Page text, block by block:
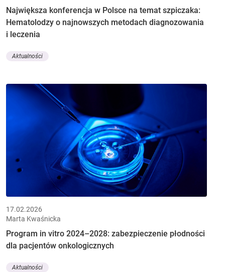
Największa konferencja w Polsce na temat szpiczaka:
Hematolodzy o najnowszych metodach diagnozowania
i leczenia
Aktualności
17.02.2026
Marta Kwaśnicka
Program in vitro 2024–2028: zabezpieczenie płodności
dla pacjentów onkologicznych
Aktualności